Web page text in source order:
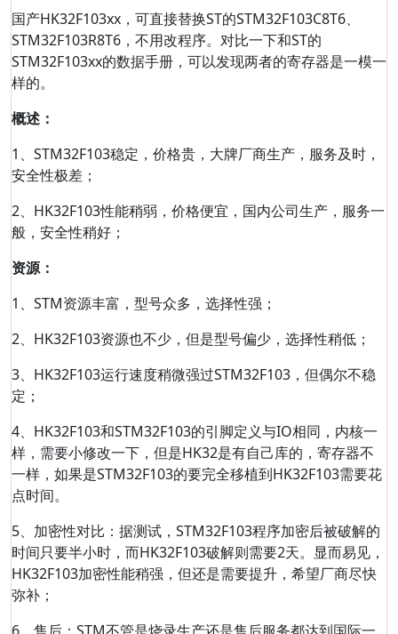
国产HK32F103xx，可直接替换ST的STM32F103C8T6、
STM32F103R8T6，不用改程序。对比一下和ST的
STM32F103xx的数据手册，可以发现两者的寄存器是一模一
样的。
概述：
1、STM32F103稳定，价格贵，大牌厂商生产，服务及时，
安全性极差；
2、HK32F103性能稍弱，价格便宜，国内公司生产，服务一
般，安全性稍好；
资源：
1、STM资源丰富，型号众多，选择性强；
2、HK32F103资源也不少，但是型号偏少，选择性稍低；
3、HK32F103运行速度稍微强过STM32F103，但偶尔不稳
定；
4、HK32F103和STM32F103的引脚定义与IO相同，内核一
样，需要小修改一下，但是HK32是有自己库的，寄存器不
一样，如果是STM32F103的要完全移植到HK32F103需要花
点时间。
5、加密性对比：据测试，STM32F103程序加密后被破解的
时间只要半小时，而HK32F103破解则需要2天。显而易见，
HK32F103加密性能稍强，但还是需要提升，希望厂商尽快
弥补；